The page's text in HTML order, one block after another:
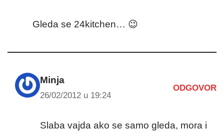
Gleda se 24kitchen… 😉
Minja
26/02/2012 u 19:24
ODGOVOR
Slaba vajda ako se samo gleda, mora i